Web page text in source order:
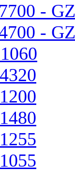
-
-